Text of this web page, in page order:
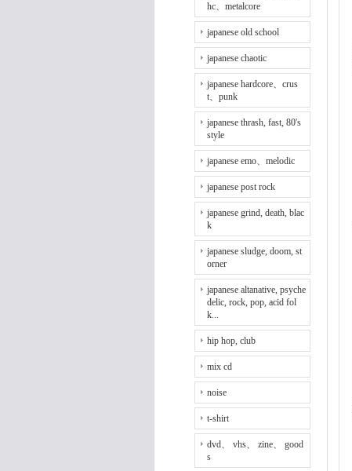
hc、metalcore
japanese old school
japanese chaotic
japanese hardcore、crus
t、punk
japanese thrash, fast, 80's
style
japanese emo、melodic
japanese post rock
japanese grind, death, blac
k
japanese sludge, doom, st
orner
japanese altanative, psyche
delic, rock, pop, acid fol
k...
hip hop, club
mix cd
noise
t-shirt
dvd、 vhs、 zine、 good
s